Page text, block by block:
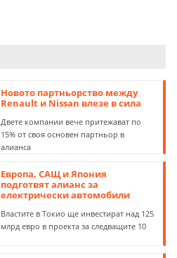
Новото партньорство между
Renault и Nissan влезе в сила
Двете компании вече притежават по
15% от своя основен партньор в
алианса
Европа, САЩ и Япония
подготвят алианс за
електрически автомобили
Властите в Токио ще инвестират над 125
млрд евро в проекта за следващите 10